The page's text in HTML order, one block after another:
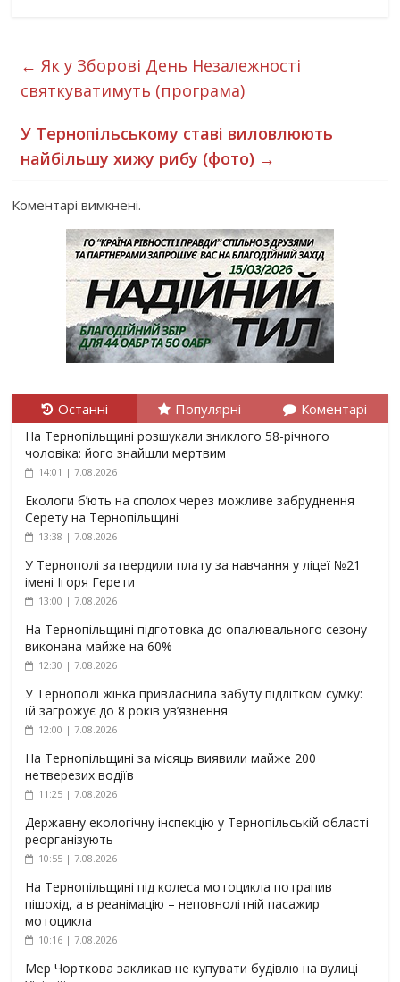
← Як у Зборові День Незалежності
святкуватимуть (програма)
У Тернопільському ставі виловлюють
найбільшу хижу рибу (фото) →
Коментарі вимкнені.
Останні Популярні Коментарі
На Тернопільщині розшукали зниклого 58-річного
чоловіка: його знайшли мертвим
14:01 | 7.08.2026
Екологи б’ють на сполох через можливе забруднення
Серету на Тернопільщині
13:38 | 7.08.2026
У Тернополі затвердили плату за навчання у ліцеї №21
імені Ігоря Герети
13:00 | 7.08.2026
На Тернопільщині підготовка до опалювального сезону
виконана майже на 60%
12:30 | 7.08.2026
У Тернополі жінка привласнила забуту підлітком сумку:
їй загрожує до 8 років ув’язнення
12:00 | 7.08.2026
На Тернопільщині за місяць виявили майже 200
нетверезих водіїв
11:25 | 7.08.2026
Державну екологічну інспекцію у Тернопільській області
реорганізують
10:55 | 7.08.2026
На Тернопільщині під колеса мотоцикла потрапив
пішохід, а в реанімацію – неповнолітній пасажир
мотоцикла
10:16 | 7.08.2026
Мер Чорткова закликав не купувати будівлю на вулиці